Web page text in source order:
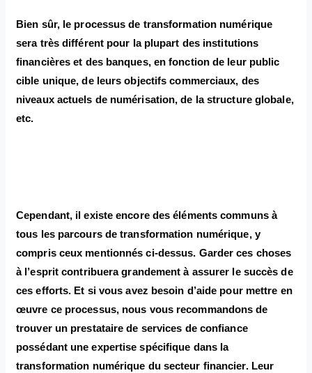
Bien sûr, le processus de transformation numérique
sera très différent pour la plupart des institutions
financières et des banques, en fonction de leur public
cible unique, de leurs objectifs commerciaux, des
niveaux actuels de numérisation, de la structure globale,
etc.
Cependant, il existe encore des éléments communs à
tous les parcours de transformation numérique, y
compris ceux mentionnés ci-dessus. Garder ces choses
à l’esprit contribuera grandement à assurer le succès de
ces efforts. Et si vous avez besoin d’aide pour mettre en
œuvre ce processus, nous vous recommandons de
trouver un prestataire de services de confiance
possédant une expertise spécifique dans la
transformation numérique du secteur financier. Leur